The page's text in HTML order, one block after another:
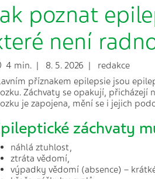
poznat
není
4 min. | 8. 5. 2026 | redakce
příznakem epilepsie jsou
Záchvaty se opakují, přicházejí
je zapojena, mění se i jejich
záchvaty
náhlá ztuhlost,
ztráta vědomí,
výpadky vědomí (absence) –